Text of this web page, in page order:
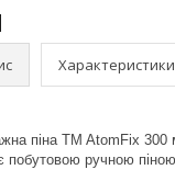
Характеристики
піна TM AtomFix 300
побутовою ручною